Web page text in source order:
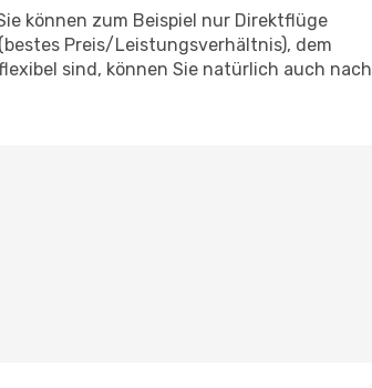
können zum Beispiel nur Direktflüge
Preis/Leistungsverhältnis), dem
sind, können Sie natürlich auch nach